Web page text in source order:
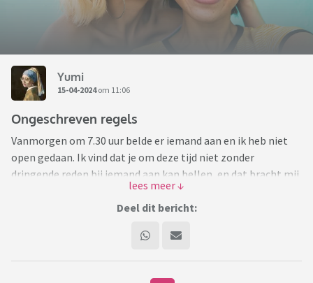
Yumi
15-04-2024om 11:06
Ongeschreven regels
Vanmorgen om 7.30 uur belde er iemand aan en ik heb niet
open gedaan. Ik vind dat je om deze tijd niet zonder
dringende reden bij iemand aan kan bellen, en dat bracht mij
Ik begrijp dat niet iedereen dezelfde normen en waarden
Het blijft me bezighouden, kennen jullie ongeschreven
regels en zijn ze belangrijk voor je?
Deel dit bericht: